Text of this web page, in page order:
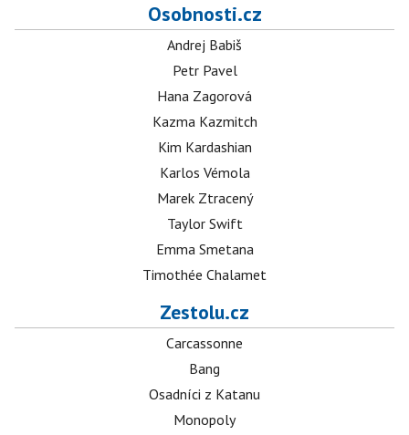
Osobnosti.cz
Andrej Babiš
Petr Pavel
Hana Zagorová
Kazma Kazmitch
Kim Kardashian
Karlos Vémola
Marek Ztracený
Taylor Swift
Emma Smetana
Timothée Chalamet
Zestolu.cz
Carcassonne
Bang
Osadníci z Katanu
Monopoly